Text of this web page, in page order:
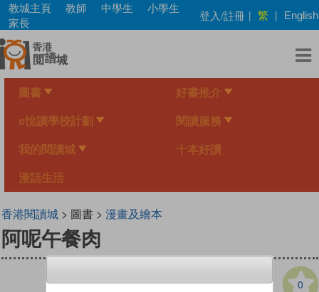
Skip
main
content
教城主頁 教師 中學生
小學生
家長
登入/註冊 | 繁 | English
圖書 好書推介
e悅讀學校計劃 閱讀服務
我的閱讀城 十本好讀
漫話生活
香港閱讀城> 圖書 > 漫畫及繪本
阿呢午餐肉
0